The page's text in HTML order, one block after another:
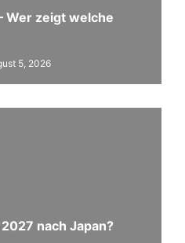
Wer zeigt welche
5, 2026
nach Japan?